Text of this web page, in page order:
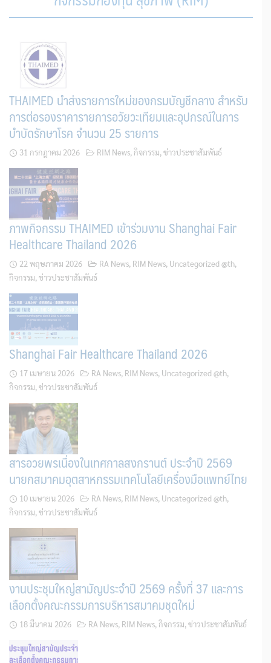
THAIMED นำส่งรายการใหม่ของกรมบัญชีกลาง สำหรับ
การต่อรองราคารายการอวัยวะเทียมและอุปกรณ์ในการ
บำบัดรักษาโรค จำนวน 25 รายการ
31 กรกฎาคม 2026 RIM News, กิจกรรม, ข่าวประชาสัมพันธ์
ภาพกิจกรรม THAIMED เข้าร่วมงาน Shanghai Fair
Healthcare Thailand 2026
22 พฤษภาคม 2026 RA News, RIM News, Uncategorized @th,
กิจกรรม, ข่าวประชาสัมพันธ์
Shanghai Fair Healthcare Thailand 2026
17 เมษายน 2026 RA News, RIM News, Uncategorized @th,
กิจกรรม, ข่าวประชาสัมพันธ์
สารอวยพรเนื่องในเทศกาลสงกรานต์ ประจำปี 2569
นายกสมาคมอุตสาหกรรมเทคโนโลยีเครื่องมือแพทย์ไทย
10 เมษายน 2026 RA News, RIM News, Uncategorized @th,
กิจกรรม,ข่าวประชาสัมพันธ์
งานประชุมใหญ่สามัญประจำปี 2569 ครั้งที่ 37 และการ
เลือกตั้งคณะกรรมการบริหารสมาคมชุดใหม่
18 มีนาคม 2026 RA News, RIM News, กิจกรรม, ข่าวประชาสัมพันธ์